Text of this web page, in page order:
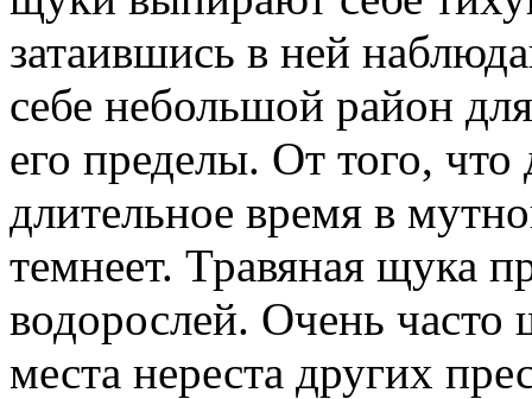
затаившись в ней
себе небольшой район
его пределы. От того,
длительное время в
темнеет. Травяная щука
водорослей. Очень часто
места нереста других